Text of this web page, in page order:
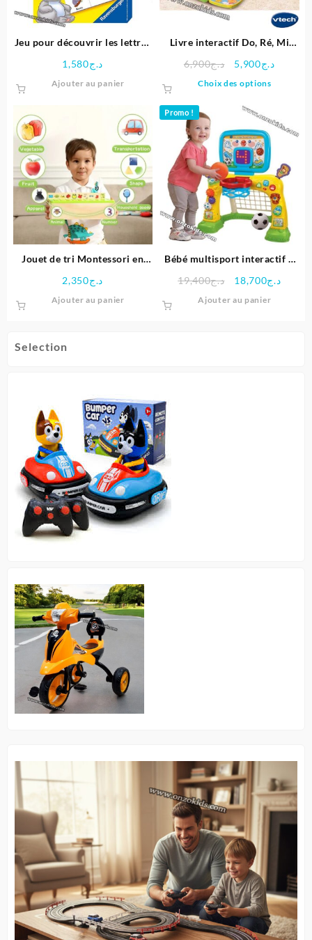
Selection
Jeu pour découvrir les lettres
د.ج1,580
Ajouter au panier
Livre interactif Do, Ré, Mi
د.ج6,900
Le
prix
était :
د.ج6,900.
د.ج5,900
Le
Choix des options
options
être
choisies
sur
la
page
produit
Jouet de tri Montessori en
د.ج2,350
Ajouter au panier
Promo !
Bébé multisport interactif 2
د.ج19,400
Le
د.ج18,700
Le
Ajouter au panier